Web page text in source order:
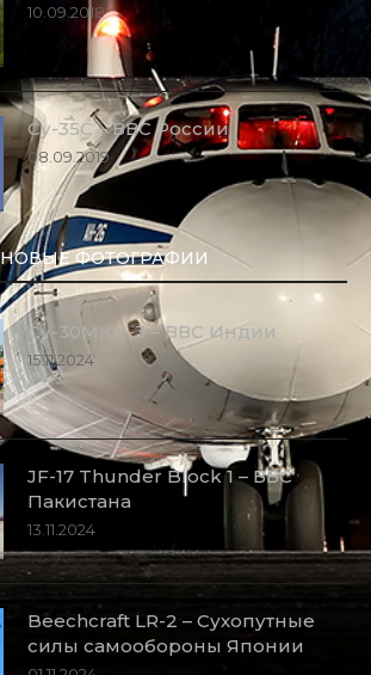
10.09.2018
Су-35С – ВВС России
08.09.2019
НОВЫЕ ФОТОГРАФИИ
Су-30МКИ-3 – ВВС Индии
15.11.2024
JF-17 Thunder Block 1 – ВВС
Пакистана
13.11.2024
Beechcraft LR-2 – Сухопутные
силы самообороны Японии